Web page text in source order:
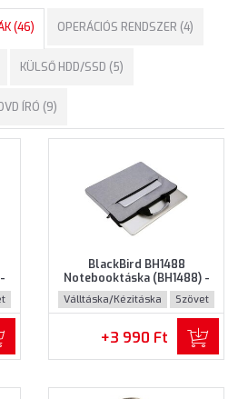
(46) OPERÁCIÓS RENDSZER (4)
KÜLSŐ HDD/SSD (5)
ÍRÓ (9)
BlackBird BH1488
Notebooktáska (BH1488) -
Maximum 15.6" méretű
notebookokhoz - Szürke
színben
Válltáska/Kézitáska Szövet
+3 990 Ft